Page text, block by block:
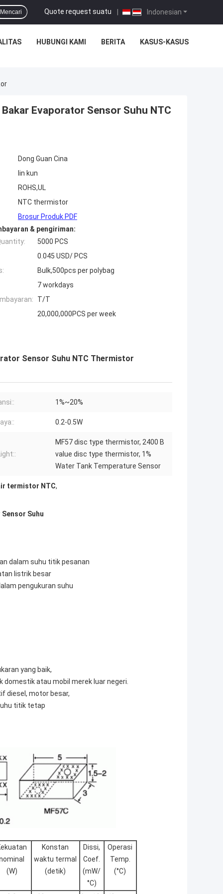
Indonesian
Quote request suatu |
Mencari
HUBUNGI KAMI BERITA KASUS-KASUS
Evaporator Sensor Suhu NTC
Dong Guan Cina
lin kun
ROHS,UL
NTC thermistor
Brosur Produk PDF
& pengiriman:
5000 PCS
0.045 USD/ PCS
Bulk,500pcs per polybag
7 workdays
T/T
20,000,000PCS per week
Sensor Suhu NTC Thermistor
1%~20%
0.2-0.5W
MF57 disc type thermistor, 2400 B
value disc type thermistor, 1%
Water Tank Temperature Sensor
termistor NTC,
Suhu
dalam suhu titik pesanan
listrik besar
pengukuran suhu
yang baik,
domestik atau mobil merek luar negeri.
diesel, motor besar,
titik tetap
(W)
Konstan
waktu termal
(detik)
Dissi,
Coef.
(mW/
°C)
Operasi
Temp.
(°C)